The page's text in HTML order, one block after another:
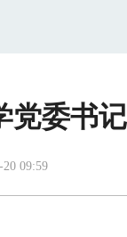
党委书记
20 09:59